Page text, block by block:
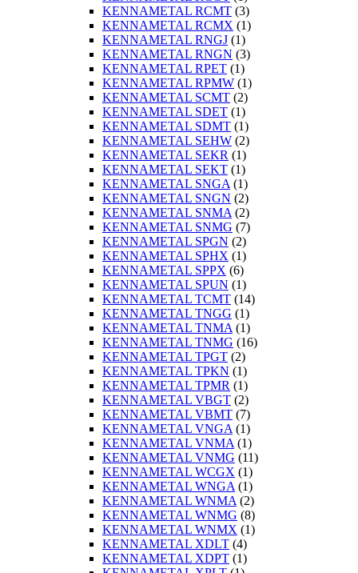
KENNAMETAL RCMT (3)
KENNAMETAL RCMX (1)
KENNAMETAL RNGJ (1)
KENNAMETAL RNGN (3)
KENNAMETAL RPET (1)
KENNAMETAL RPMW (1)
KENNAMETAL SCMT (2)
KENNAMETAL SDET (1)
KENNAMETAL SDMT (1)
KENNAMETAL SEHW (2)
KENNAMETAL SEKR (1)
KENNAMETAL SEKT (1)
KENNAMETAL SNGA (1)
KENNAMETAL SNGN (2)
KENNAMETAL SNMA (2)
KENNAMETAL SNMG (7)
KENNAMETAL SPGN (2)
KENNAMETAL SPHX (1)
KENNAMETAL SPPX (6)
KENNAMETAL SPUN (1)
KENNAMETAL TCMT (14)
KENNAMETAL TNGG (1)
KENNAMETAL TNMA (1)
KENNAMETAL TNMG (16)
KENNAMETAL TPGT (2)
KENNAMETAL TPKN (1)
KENNAMETAL TPMR (1)
KENNAMETAL VBGT (2)
KENNAMETAL VBMT (7)
KENNAMETAL VNGA (1)
KENNAMETAL VNMA (1)
KENNAMETAL VNMG (11)
KENNAMETAL WCGX (1)
KENNAMETAL WNGA (1)
KENNAMETAL WNMA (2)
KENNAMETAL WNMG (8)
KENNAMETAL WNMX (1)
KENNAMETAL XDLT (4)
KENNAMETAL XDPT (1)